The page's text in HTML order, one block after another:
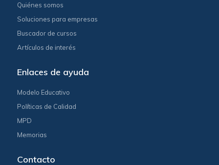
Quiénes somos
Soluciones para empresas
Buscador de cursos
Artículos de interés
Enlaces de ayuda
Modelo Educativo
Políticas de Calidad
MPD
Memorias
Contacto